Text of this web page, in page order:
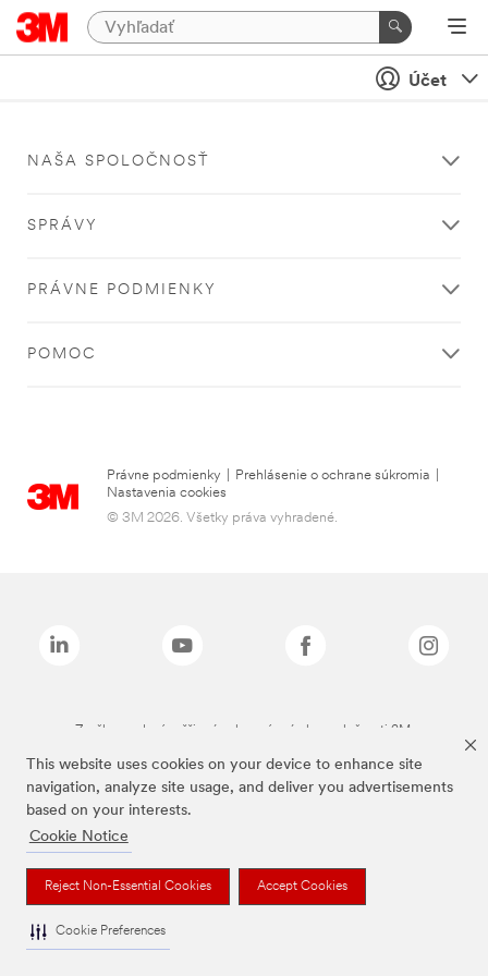
This website uses cookies on your device to enhance site
navigation, analyze site usage, and deliver you advertisements
based on your interests.
Cookie Notice
Reject Non-Essential Cookies Accept Cookies
Cookie Preferences
Účet
NAŠA SPOLOČNOSŤ
SPRÁVY
PRÁVNE PODMIENKY
POMOC
Právne podmienky Prehlásenie o ochrane súkromia
Nastavenia cookies
© 3M 2026. Všetky práva vyhradené.
Značky uvedené vyššie sú ochranné známky spoločnosti 3M.